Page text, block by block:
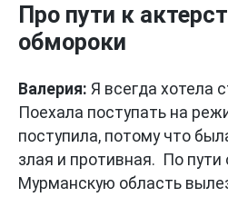
Про пути к
обмороки
Валерия: Я всегда хотела
Поехала поступать на
поступила, потому что
злая и противная. По
Мурманскую область